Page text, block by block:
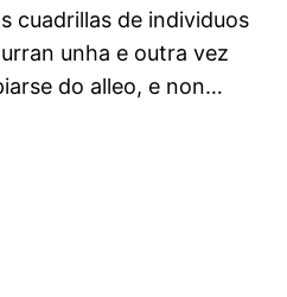
cuadrillas de individuos
unha e outra vez
do alleo, e non…